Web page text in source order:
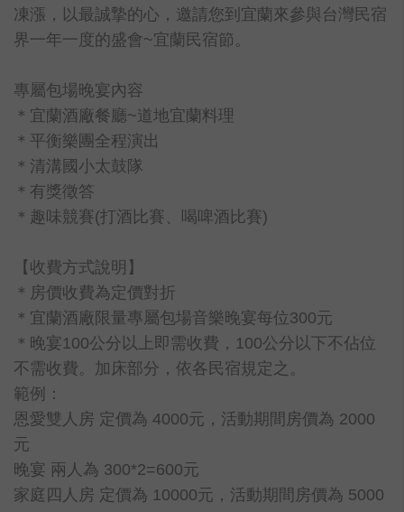
凍漲，以最誠摯的心，邀請您到宜蘭來參與台灣民宿
界一年一度的盛會~宜蘭民宿節。
專屬包場晚宴內容
＊宜蘭酒廠餐廳~道地宜蘭料理
＊平衡樂團全程演出
＊清溝國小太鼓隊
＊有獎徵答
＊趣味競賽(打酒比賽、喝啤酒比賽)
【收費方式說明】
＊房價收費為定價對折
＊宜蘭酒廠限量專屬包場音樂晚宴每位300元
＊晚宴100公分以上即需收費，100公分以下不佔位
不需收費。加床部分，依各民宿規定之。
範例：
恩愛雙人房 定價為 4000元，活動期間房價為 2000
元
晚宴 兩人為 300*2=600元
家庭四人房 定價為 10000元，活動期間房價為 5000